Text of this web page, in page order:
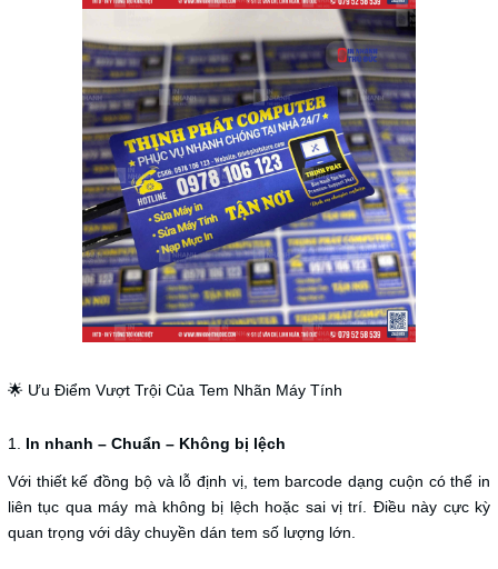
🌟 Ưu Điểm Vượt Trội Của Tem Nhãn Máy Tính
1. In nhanh – Chuẩn – Không bị lệch
Với thiết kế đồng bộ và lỗ định vị, tem barcode dạng cuộn có thể in
liên tục qua máy mà không bị lệch hoặc sai vị trí. Điều này cực kỳ
quan trọng với dây chuyền dán tem số lượng lớn.